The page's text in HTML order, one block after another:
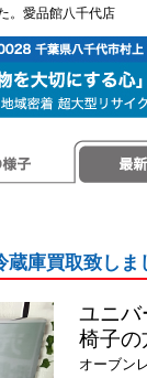
。愛品館八千代店
蔵庫買取致し
ユニバ
椅子の
オーブン